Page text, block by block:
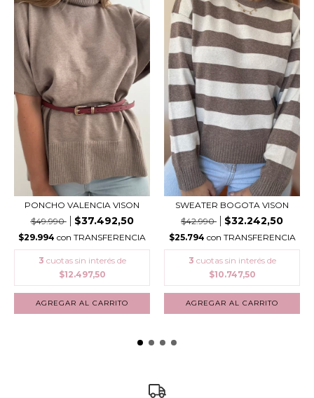
PONCHO VALENCIA VISON
$49.990
$37.492,50
$29.994 con TRANSFERENCIA
3 cuotas sin interés de
$12.497,50
SWEATER BOGOTA VISON
$42.990
$32.242,50
$25.794 con TRANSFERENCIA
3 cuotas sin interés de
$10.747,50